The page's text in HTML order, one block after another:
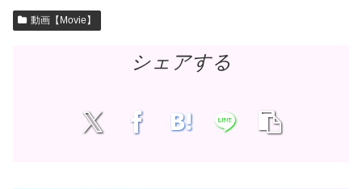
動画【Movie】
シェアする